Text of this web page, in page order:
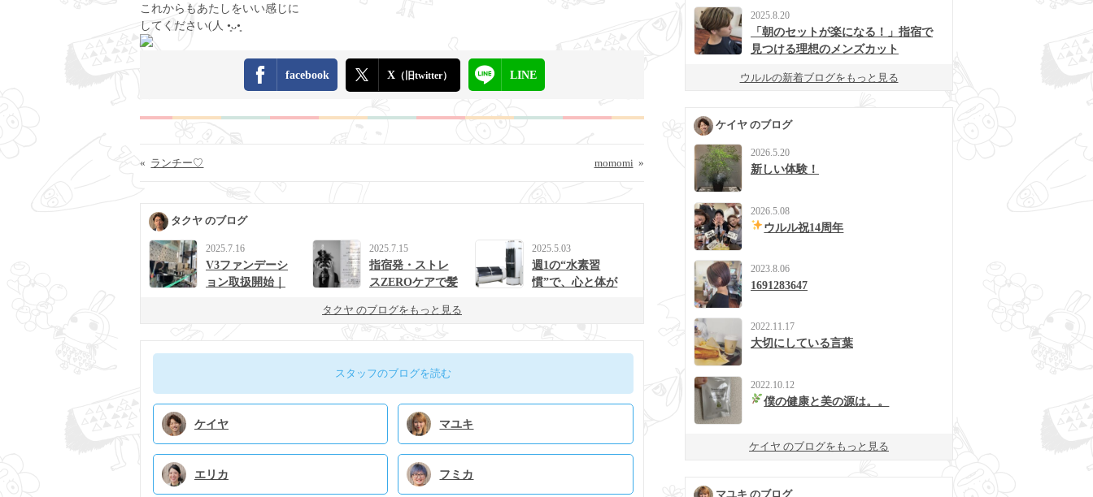
これからもあたしをいい感じに
してください(人 •͈ᴗ•͈
facebook X （旧twitter） LINE
« ランチー♡ »
momomi
タクヤ のブログ
2025.7.16
V3ファンデーシ
ョン取扱開始｜
2025.7.15
指宿発・ストレ
スZEROケアで髪
uの新提案
2025.5.03
週1の“水素習
慣”で、心と体が
タクヤ のブログをもっと見る
スタッフのブログを読む
ケイヤ マユキ
エリカ フミカ
2025.8.20
「朝のセットが楽になる！」指宿で
見つける理想のメンズカット
ウルルの新着ブログをもっと見る
ケイヤ のブログ
2026.5.20
新しい体験！
2026.5.08
ウルル祝14周年
2023.8.06
1691283647
2022.11.17
大切にしている言葉
2022.10.12
僕の健康と美の源は。。
ケイヤ のブログをもっと見る
マユキ のブログ